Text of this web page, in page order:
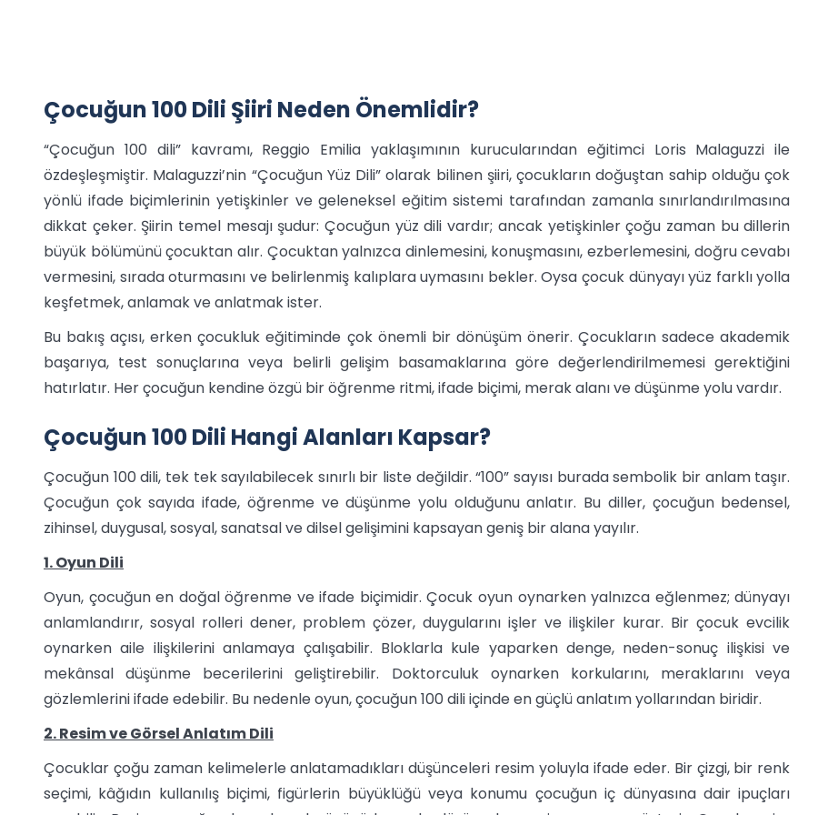
Çocuğun 100 Dili Şiiri Neden Önemlidir?
“Çocuğun 100 dili” kavramı, Reggio Emilia yaklaşımının kurucularından eğitimci Loris Malaguzzi ile
özdeşleşmiştir. Malaguzzi’nin “Çocuğun Yüz Dili” olarak bilinen şiiri, çocukların doğuştan sahip olduğu çok
yönlü ifade biçimlerinin yetişkinler ve geleneksel eğitim sistemi tarafından zamanla sınırlandırılmasına
dikkat çeker. Şiirin temel mesajı şudur: Çocuğun yüz dili vardır; ancak yetişkinler çoğu zaman bu dillerin
büyük bölümünü çocuktan alır. Çocuktan yalnızca dinlemesini, konuşmasını, ezberlemesini, doğru cevabı
vermesini, sırada oturmasını ve belirlenmiş kalıplara uymasını bekler. Oysa çocuk dünyayı yüz farklı yolla
keşfetmek, anlamak ve anlatmak ister.
Bu bakış açısı, erken çocukluk eğitiminde çok önemli bir dönüşüm önerir. Çocukların sadece akademik
başarıya, test sonuçlarına veya belirli gelişim basamaklarına göre değerlendirilmemesi gerektiğini
hatırlatır. Her çocuğun kendine özgü bir öğrenme ritmi, ifade biçimi, merak alanı ve düşünme yolu vardır.
Çocuğun 100 Dili Hangi Alanları Kapsar?
Çocuğun 100 dili, tek tek sayılabilecek sınırlı bir liste değildir. “100” sayısı burada sembolik bir anlam taşır.
Çocuğun çok sayıda ifade, öğrenme ve düşünme yolu olduğunu anlatır. Bu diller, çocuğun bedensel,
zihinsel, duygusal, sosyal, sanatsal ve dilsel gelişimini kapsayan geniş bir alana yayılır.
1. Oyun Dili
Oyun, çocuğun en doğal öğrenme ve ifade biçimidir. Çocuk oyun oynarken yalnızca eğlenmez; dünyayı
anlamlandırır, sosyal rolleri dener, problem çözer, duygularını işler ve ilişkiler kurar. Bir çocuk evcilik
oynarken aile ilişkilerini anlamaya çalışabilir. Bloklarla kule yaparken denge, neden-sonuç ilişkisi ve
mekânsal düşünme becerilerini geliştirebilir. Doktorculuk oynarken korkularını, meraklarını veya
gözlemlerini ifade edebilir. Bu nedenle oyun, çocuğun 100 dili içinde en güçlü anlatım yollarından biridir.
2. Resim ve Görsel Anlatım Dili
Çocuklar çoğu zaman kelimelerle anlatamadıkları düşünceleri resim yoluyla ifade eder. Bir çizgi, bir renk
seçimi, kâğıdın kullanılış biçimi, figürlerin büyüklüğü veya konumu çocuğun iç dünyasına dair ipuçları